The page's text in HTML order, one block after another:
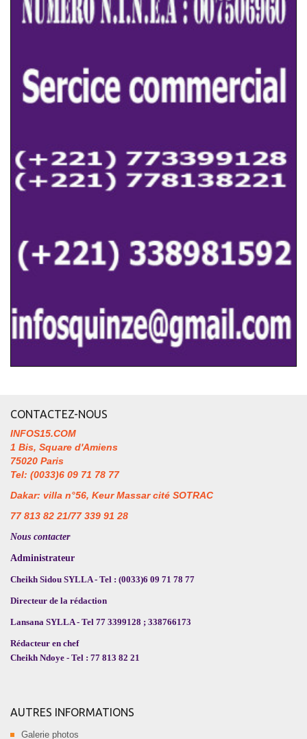
CONTACTEZ-NOUS
INFOS15.COM
1 Bis, Square d'Amiens
75020 Paris
Tel: (0033)6 09 71 78 77
Dakar: villa n°56, Keur Massar cité SOTRAC
77 813 82 21/77 339 91 28
Nous contacter
Administrateur
Cheikh Sidou SYLLA - Tel : (0033)6 09 71 78 77
Directeur de la rédaction
Lansana SYLLA - Tel 77 3399128 ; 338766173
Rédacteur en chef
Cheikh Ndoye - Tel : 77 813 82 21
AUTRES INFORMATIONS
Galerie photos